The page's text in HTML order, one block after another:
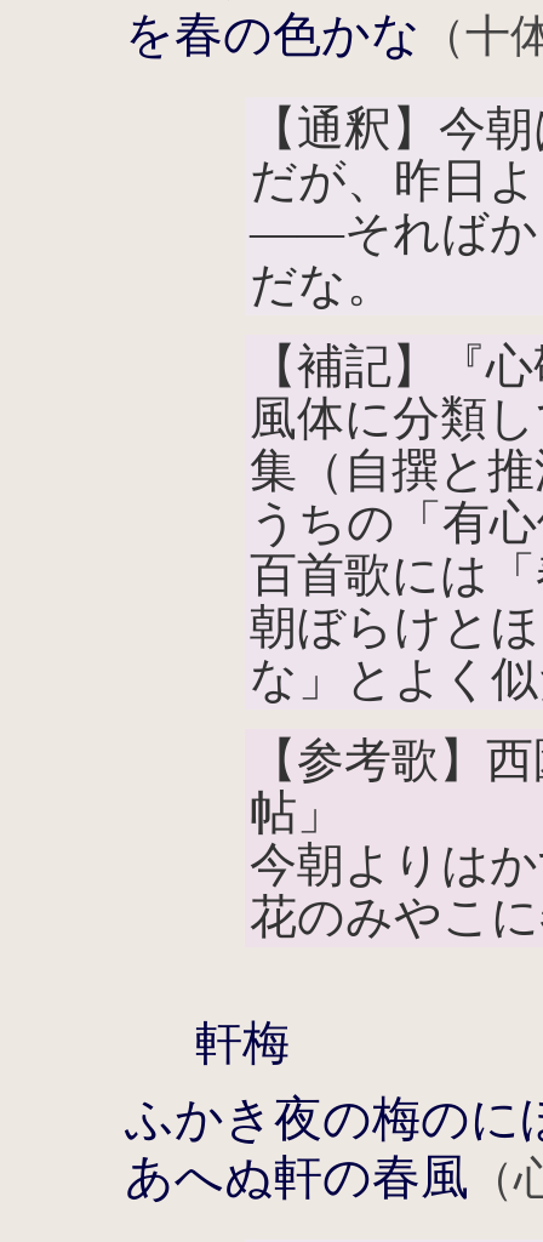
を春の色かな （十
【通釈】今
だが、昨日
――そればか
だな。
【補記】『
風体に分類
集（自撰と
うちの「有
百首歌には
朝ぼらけと
な」とよく
【参考歌】
帖」
今朝よりは
花のみやこ
軒梅
ふかき夜の梅のに
あへぬ軒の春風